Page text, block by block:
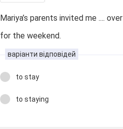
Mariya’s parents invited me .... over
for the weekend.
варіанти відповідей
to stay
to staying